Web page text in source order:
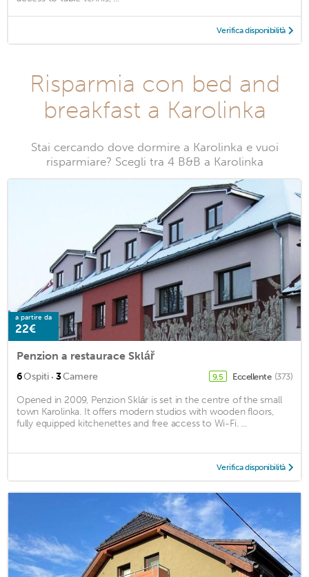
Verifica disponibilità
Risparmia con bed and
breakfast a Karolinka
Stai cercando dove dormire a Karolinka e vuoi
risparmiare? Scegli tra 4 B&B a Karolinka
a partire da
22€
Penzion a restaurace Sklář
6Ospiti · 3Camere 9,5 Eccellente (373)
Opened in 2009, Penzion Sklár is set in the centre of the small
town Karolinka. It offers modern studios with wooden floors,
fully equipped kitchenettes and free access to Wi-Fi. ...
Verifica disponibilità